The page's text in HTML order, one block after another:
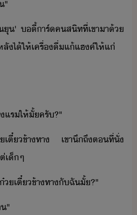
​'​ ​ี้าร์​คสิท​ที่​เขา​า​้​
ลั​ไ้​ให้​เครื่ื่​แ้​แฮค์​ให้​แ่​
แร​ให้​ั้​ครั​?​"
เตี๋​ข้าทา​ ​เขา​ึถึ​ตที่​ั่​
เ็​ๆ
เตี๋​ข้าทา​ั​ฉั​ั้​?​"